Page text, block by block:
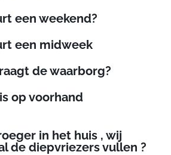
een weekend?
een midweek
de waarborg?
op voorhand
in het huis , wij
de diepvriezers vullen ?